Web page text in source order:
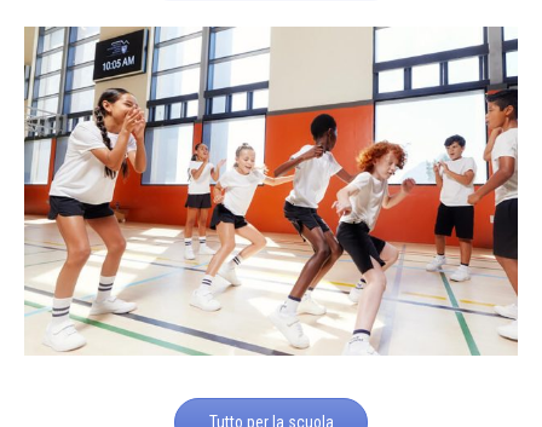
Tutto per la scuola